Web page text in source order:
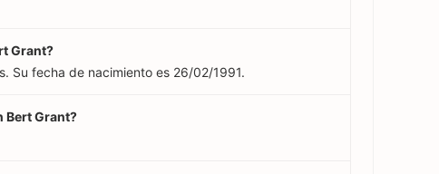
Grant?
Su fecha de nacimiento es 26/02/1991.
Bert Grant?